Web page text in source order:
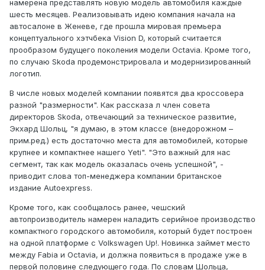
намерена представлять новую модель автомобиля каждые
шесть месяцев. Реализовывать идею компания начала на
автосалоне в Женеве, где прошла мировая премьера
концептуального хэтчбека Vision D, который считается
прообразом будущего поколения модели Octavia. Кроме того,
по случаю Skoda продемонстрировала и модернизированный
логотип.
В числе новых моделей компании появятся два кроссовера
разной "размерности". Как рассказа л член совета
директоров Skoda, отвечающий за техническое развитие,
Экхард Шольц, "я думаю, в этом классе (внедорожном –
прим.ред.) есть достаточно места для автомобилей, которые
крупнее и компактнее нашего Yeti". "Это важный для нас
сегмент, так как модель оказалась очень успешной", -
приводит слова топ-менеджера компании британское
издание Autoexpress.
Кроме того, как сообщалось ранее, чешский
автопроизводитель намерен наладить серийное производство
компактного городского автомобиля, который будет построен
на одной платформе с Volkswagen Up!. Новинка займет место
между Fabia и Octavia, и должна появиться в продаже уже в
первой половине следующего года. По словам Шольца,